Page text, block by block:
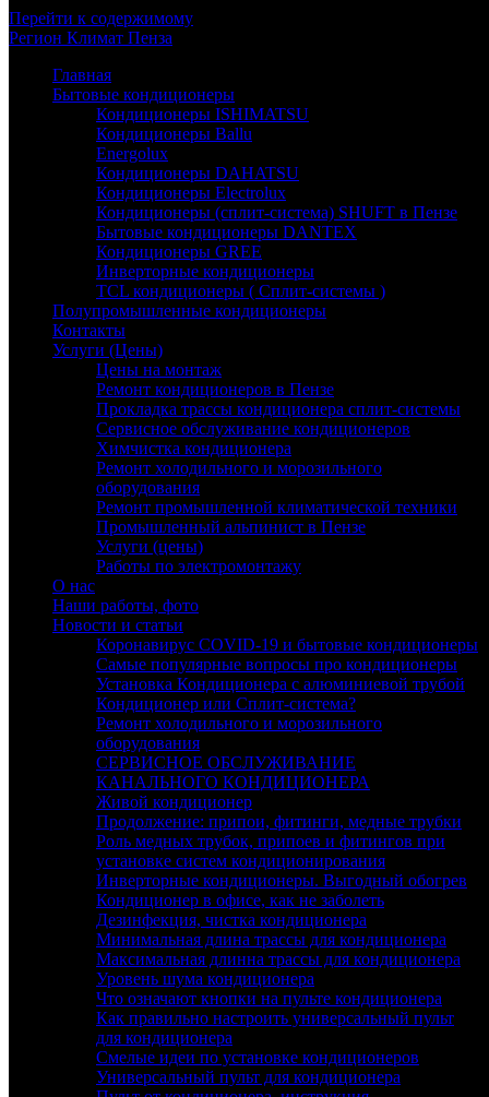
Перейти к содержимому
Регион Климат Пенза
Главная
Бытовые кондиционеры
Кондиционеры ISHIMATSU
Кондиционеры Ballu
Energolux
Кондиционеры DAHATSU
Кондиционеры Electrolux
Кондиционеры (сплит-система) SHUFT в Пензе
Бытовые кондиционеры DANTEX
Кондиционеры GREE
Инверторные кондиционеры
TCL кондиционеры ( Сплит-системы )
Полупромышленные кондиционеры
Контакты
Услуги (Цены)
Цены на монтаж
Ремонт кондиционеров в Пензе
Прокладка трассы кондиционера сплит-системы
Сервисное обслуживание кондиционеров
Химчистка кондиционера
Ремонт холодильного и морозильного
оборудования
Ремонт промышленной климатической техники
Промышленный альпинист в Пензе
Услуги (цены)
Работы по электромонтажу
О нас
Наши работы, фото
Новости и статьи
Коронавирус COVID-19 и бытовые кондиционеры
Самые популярные вопросы про кондиционеры
Установка Кондиционера с алюминиевой трубой
Кондиционер или Сплит-система?
Ремонт холодильного и морозильного
оборудования
СЕРВИСНОЕ ОБСЛУЖИВАНИЕ
КАНАЛЬНОГО КОНДИЦИОНЕРА
Живой кондиционер
Продолжение: припои, фитинги, медные трубки
Роль медных трубок, припоев и фитингов при
установке систем кондиционирования
Инверторные кондиционеры. Выгодный обогрев
Кондиционер в офисе, как не заболеть
Дезинфекция, чистка кондиционера
Минимальная длина трассы для кондиционера
Максимальная длинна трассы для кондиционера
Уровень шума кондиционера
Что означают кнопки на пульте кондиционера
Как правильно настроить универсальный пульт
для кондиционера
Смелые идеи по установке кондиционеров
Универсальный пульт для кондиционера